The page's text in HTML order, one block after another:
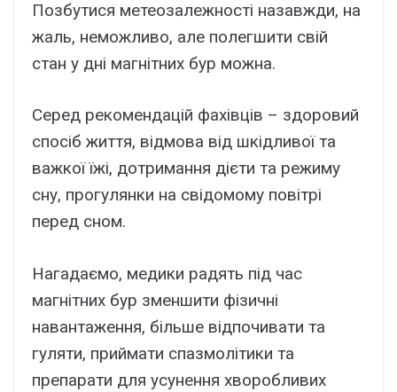
Позбутися метеозалежності назавжди, на
жаль, неможливо, але полегшити свій
стан у дні магнітних бур можна.
Серед рекомендацій фахівців – здоровий
спосіб життя, відмова від шкідливої ​​та
важкої їжі, дотримання дієти та режиму
сну, прогулянки на свідомому повітрі
перед сном.
Нагадаємо, медики радять під час
магнітних бур зменшити фізичні
навантаження, більше відпочивати та
гуляти, приймати спазмолітики та
препарати для усунення хворобливих